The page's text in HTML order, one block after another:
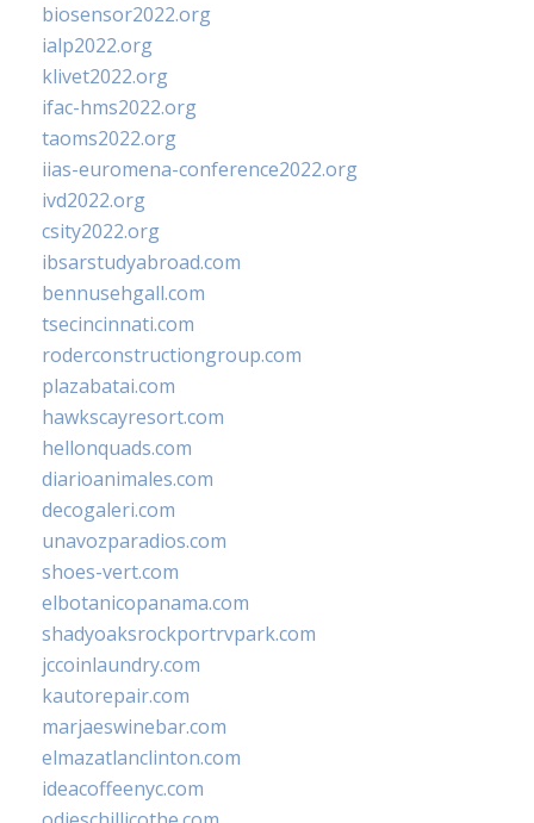
biosensor2022.org
ialp2022.org
klivet2022.org
ifac-hms2022.org
taoms2022.org
iias-euromena-conference2022.org
ivd2022.org
csity2022.org
ibsarstudyabroad.com
bennusehgall.com
tsecincinnati.com
roderconstructiongroup.com
plazabatai.com
hawkscayresort.com
hellonquads.com
diarioanimales.com
decogaleri.com
unavozparadios.com
shoes-vert.com
elbotanicopanama.com
shadyoaksrockportrvpark.com
jccoinlaundry.com
kautorepair.com
marjaeswinebar.com
elmazatlanclinton.com
ideacoffeenyc.com